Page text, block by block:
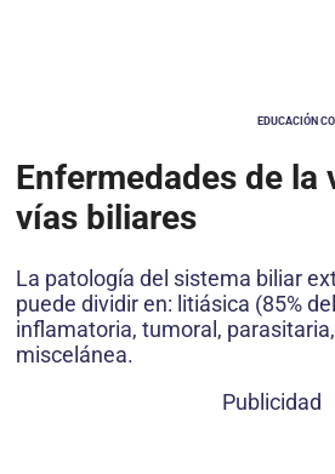
EDUCACIÓN
Enfermedades de la
vías biliares
La patología del sistema biliar
puede dividir en: litiásica (85%
inflamatoria, tumoral,
miscelánea.
Publicidad